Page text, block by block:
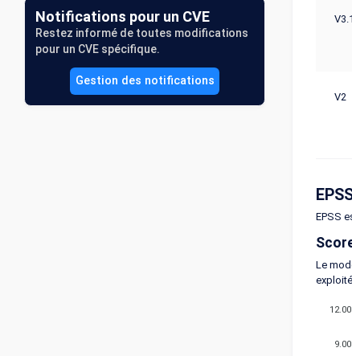
Notifications pour un CVE
Restez informé de toutes modifications
pour un CVE spécifique.
Gestion des notifications
V3.1
V2
EPSS
Le
12.00
9.00